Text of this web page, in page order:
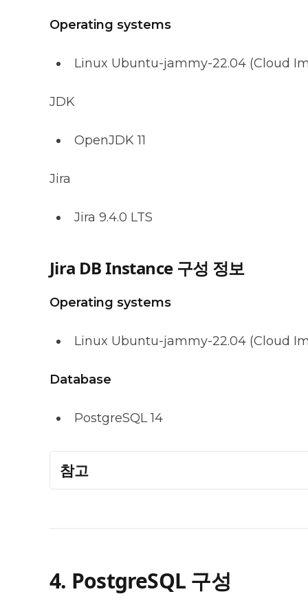
Operating systems
Linux Ubuntu-jammy-22.04 (Cloud
JDK
OpenJDK 11
Jira
Jira 9.4.0 LTS
Jira DB Instance 구성 정보
Operating systems
Linux Ubuntu-jammy-22.04 (Cloud
Database
PostgreSQL 14
참고
4. PostgreSQL 구성